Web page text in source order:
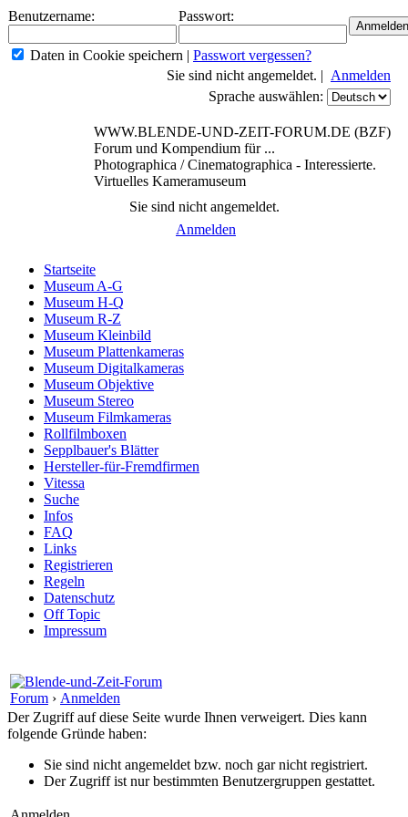
Benutzername: Passwort:
Daten in Cookie speichern | Passwort vergessen?
Sie sind nicht angemeldet. | Anmelden
Sprache auswählen:
WWW.BLENDE-UND-ZEIT-FORUM.DE (BZF)
Forum und Kompendium für ...
Photographica / Cinematographica - Interessierte.
Virtuelles Kameramuseum
Sie sind nicht angemeldet.
Anmelden
Startseite
Museum A-G
Museum H-Q
Museum R-Z
Museum Kleinbild
Museum Plattenkameras
Museum Digitalkameras
Museum Objektive
Museum Stereo
Museum Filmkameras
Rollfilmboxen
Sepplbauer's Blätter
Hersteller-für-Fremdfirmen
Vitessa
Suche
Infos
FAQ
Links
Registrieren
Regeln
Datenschutz
Off Topic
Impressum
Forum › Anmelden
Der Zugriff auf diese Seite wurde Ihnen verweigert. Dies kann
folgende Gründe haben:
Sie sind nicht angemeldet bzw. noch gar nicht registriert.
Der Zugriff ist nur bestimmten Benutzergruppen gestattet.